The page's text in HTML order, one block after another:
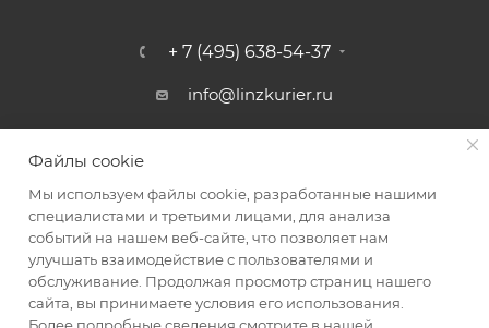
+ 7 (495) 638-54-37
info@linzkurier.ru
Файлы cookie
Мы используем файлы cookie, разработанные нашими
специалистами и третьими лицами, для анализа
событий на нашем веб-сайте, что позволяет нам
улучшать взаимодействие с пользователями и
обслуживание. Продолжая просмотр страниц нашего
сайта, вы принимаете условия его использования.